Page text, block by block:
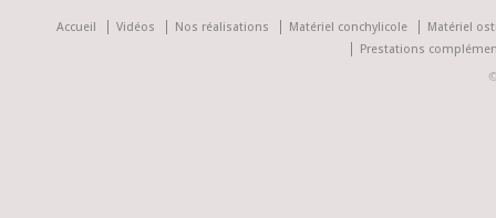
Accueil Vidéos Nos réalisations Matériel conchylicole
Matériel
Prestations